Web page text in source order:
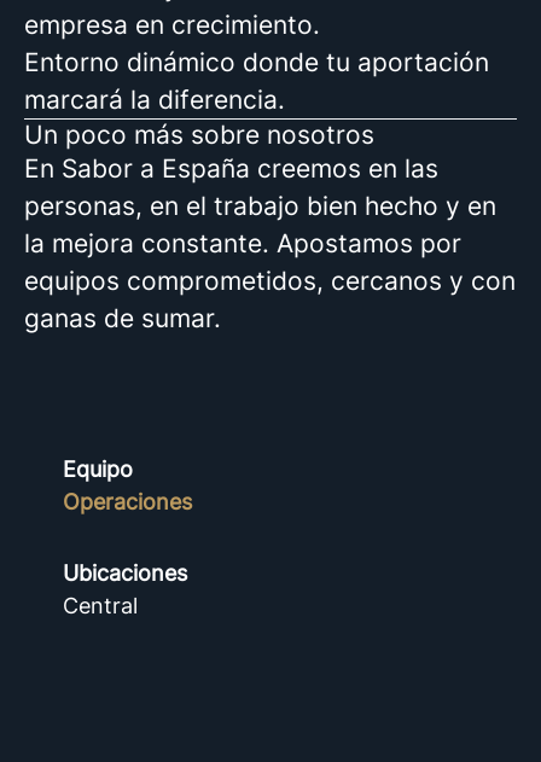
empresa en crecimiento.
Entorno dinámico donde tu aportación
marcará la diferencia.
Un poco más sobre nosotros
En Sabor a España creemos en las
personas, en el trabajo bien hecho y en
la mejora constante. Apostamos por
equipos comprometidos, cercanos y con
ganas de sumar.
Equipo
Operaciones
Ubicaciones
Central